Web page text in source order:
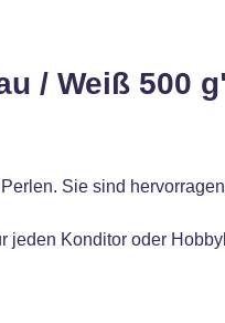
/ Weiß 500
Sie sind
jeden Konditor oder